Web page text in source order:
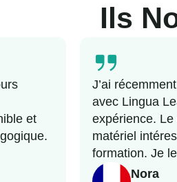
Ils
et
Nora
J’ai
avec Lingua
expérience.
matériel
formation. Je